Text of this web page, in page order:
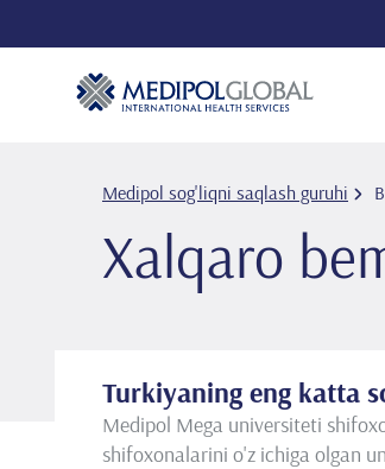
Medipol sog'liqni saqlash guruhi
Xalqaro
Turkiyaning eng katta
Medipol Mega universiteti
shifoxonalarini o'z ichiga olgan